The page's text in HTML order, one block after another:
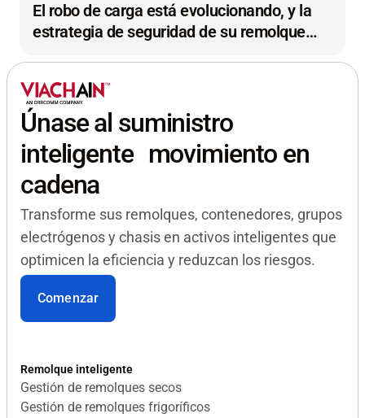
El robo de carga está evolucionando, y la
estrategia de seguridad de su remolque
Únase al suministro
inteligente movimiento en
cadena
Transforme sus remolques, contenedores, grupos
electrógenos y chasis en activos inteligentes que
optimicen la eficiencia y reduzcan los riesgos.
Comenzar
Remolque inteligente
Gestión de remolques secos
Gestión de remolques frigoríficos